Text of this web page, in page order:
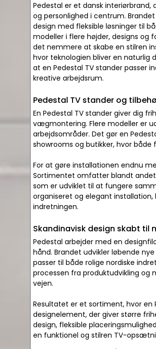
Pedestal er et dansk
og personlighed i centrum.
design med fleksible løsninger til
modeller i flere højder, designs
det nemmere at skabe en stilren
hvor teknologien bliver en naturlig
at en Pedestal TV stander passer
kreative arbejdsrum.
Pedestal TV stander og
En Pedestal TV stander giver dig
vægmontering. Flere modeller er
arbejdsområder. Det gør en
showrooms og butikker, hvor
For at gøre installationen endnu
Sortimentet omfatter blandt andet
som er udviklet til at fungere
organiseret og elegant
indretningen.
Skandinavisk design skabt til
Pedestal arbejder med en
hånd. Brandet udvikler løbende
passer til både rolige nordiske
processen fra produktudvikling og
vejen.
Resultatet er et sortiment, hvor en
designelement, der giver større
design, fleksible
en funktionel og stilren TV-